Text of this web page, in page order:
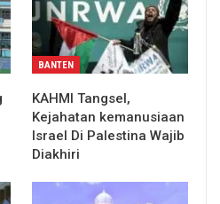
BANTEN
KAHMI Tangsel,
Kejahatan kemanusiaan
Israel Di Palestina Wajib
Diakhiri